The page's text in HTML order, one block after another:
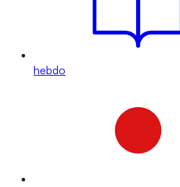
hebdo